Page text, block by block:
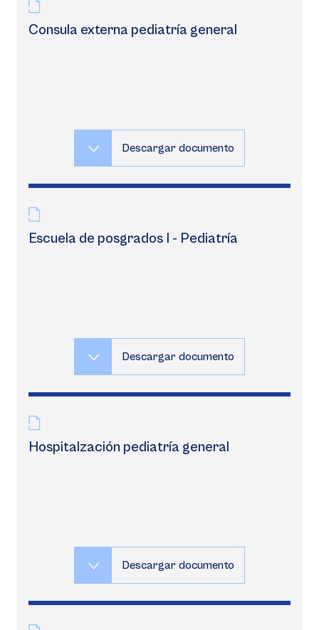
Consula externa pediatría general
Descargar documento
Escuela de posgrados I - Pediatría
Descargar documento
Hospitalzación pediatría general
Descargar documento